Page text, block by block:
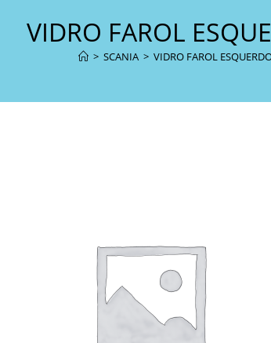
VIDRO FAROL
> SCANIA > VIDRO FAROL